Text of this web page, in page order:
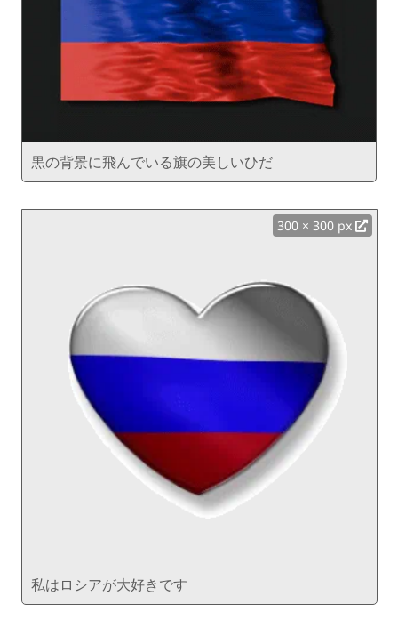
黒の背景に飛んでいる旗の美しいひだ
300 × 300 px
私はロシアが大好きです